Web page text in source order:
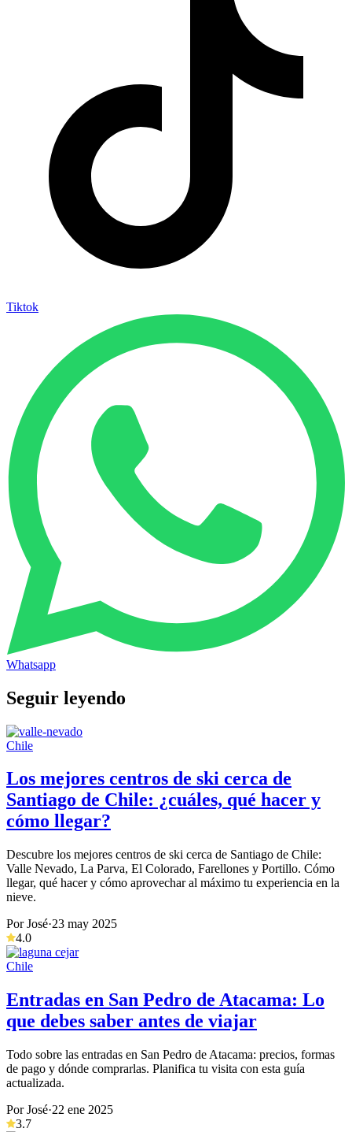
Tiktok
Whatsapp
Seguir leyendo
Chile
Los mejores centros de ski cerca de
Santiago de Chile: ¿cuáles, qué hacer y
cómo llegar?
Descubre los mejores centros de ski cerca de Santiago de Chile:
Valle Nevado, La Parva, El Colorado, Farellones y Portillo. Cómo
llegar, qué hacer y cómo aprovechar al máximo tu experiencia en la
nieve.
Por José·23 may 2025
4.0
Chile
Entradas en San Pedro de Atacama: Lo
que debes saber antes de viajar
Todo sobre las entradas en San Pedro de Atacama: precios, formas
de pago y dónde comprarlas. Planifica tu visita con esta guía
actualizada.
Por José·22 ene 2025
3.7